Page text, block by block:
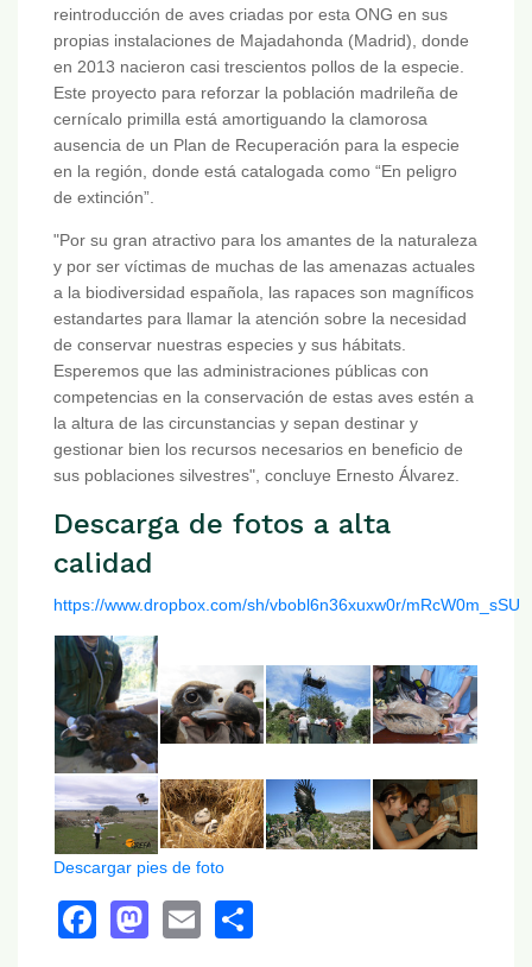
reintroducción de aves criadas por esta ONG en sus
propias instalaciones de Majadahonda (Madrid), donde
en 2013 nacieron casi trescientos pollos de la especie.
Este proyecto para reforzar la población madrileña de
cernícalo primilla está amortiguando la clamorosa
ausencia de un Plan de Recuperación para la especie
en la región, donde está catalogada como “En peligro
de extinción”.
"Por su gran atractivo para los amantes de la naturaleza
y por ser víctimas de muchas de las amenazas actuales
a la biodiversidad española, las rapaces son magníficos
estandartes para llamar la atención sobre la necesidad
de conservar nuestras especies y sus hábitats.
Esperemos que las administraciones públicas con
competencias en la conservación de estas aves estén a
la altura de las circunstancias y sepan destinar y
gestionar bien los recursos necesarios en beneficio de
sus poblaciones silvestres", concluye Ernesto Álvarez.
Descarga de fotos a alta
calidad
https://www.dropbox.com/sh/vbobl6n36xuxw0r/mRcW0m_sSU
Descargar pies de foto
Facebook
Mastodon
Email